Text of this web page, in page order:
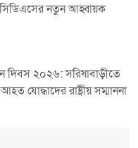
নতুন আহ্বায়ক
দিবস ২০২৬: সরিষাবাড়ীতে
যোদ্ধাদের রাষ্ট্রীয় সম্মাননা